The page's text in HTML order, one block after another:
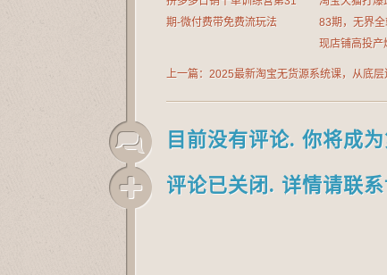
期-微付费带免费流玩法
83期，无界
现店铺高投产
上一篇：2025最新淘宝无货源系统课，从底
目前没有评论. 你将成
评论已关闭. 详情请联